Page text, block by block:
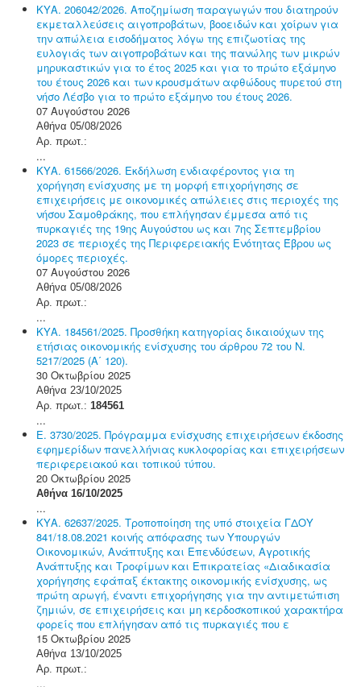
ΚΥΑ. 206042/2026. Αποζημίωση παραγωγών που διατηρούν
εκμεταλλεύσεις αιγοπροβάτων, βοοειδών και χοίρων για
την απώλεια εισοδήματος λόγω της επιζωοτίας της
ευλογιάς των αιγοπροβάτων και της πανώλης των μικρών
μηρυκαστικών για το έτος 2025 και για το πρώτο εξάμηνο
του έτους 2026 και των κρουσμάτων αφθώδους πυρετού στη
νήσο Λέσβο για το πρώτο εξάμηνο του έτους 2026.
07 Αυγούστου 2026
Αθήνα 05/08/2026
Αρ. πρωτ.:
...
ΚΥΑ. 61566/2026. Εκδήλωση ενδιαφέροντος για τη
χορήγηση ενίσχυσης με τη μορφή επιχορήγησης σε
επιχειρήσεις με οικονομικές απώλειες στις περιοχές της
νήσου Σαμοθράκης, που επλήγησαν έμμεσα από τις
πυρκαγιές της 19ης Αυγούστου ως και 7ης Σεπτεμβρίου
2023 σε περιοχές της Περιφερειακής Ενότητας Έβρου ως
όμορες περιοχές.
07 Αυγούστου 2026
Αθήνα 05/08/2026
Αρ. πρωτ.:
...
ΚΥΑ. 184561/2025. Προσθήκη κατηγορίας δικαιούχων της
ετήσιας οικονομικής ενίσχυσης του άρθρου 72 του Ν.
5217/2025 (Α΄ 120).
30 Οκτωβρίου 2025
Αθήνα 23/10/2025
Αρ. πρωτ.: 184561
...
Ε. 3730/2025. Πρόγραμμα ενίσχυσης επιχειρήσεων έκδοσης
εφημερίδων πανελλήνιας κυκλοφορίας και επιχειρήσεων
περιφερειακού και τοπικού τύπου.
20 Οκτωβρίου 2025
Αθήνα 16/10/2025
...
ΚΥΑ. 62637/2025. Τροποποίηση της υπό στοιχεία ΓΔΟΥ
841/18.08.2021 κοινής απόφασης των Υπουργών
Οικονομικών, Ανάπτυξης και Επενδύσεων, Αγροτικής
Ανάπτυξης και Τροφίμων και Επικρατείας «Διαδικασία
χορήγησης εφάπαξ έκτακτης οικονομικής ενίσχυσης, ως
πρώτη αρωγή, έναντι επιχορήγησης για την αντιμετώπιση
ζημιών, σε επιχειρήσεις και μη κερδοσκοπικού χαρακτήρα
φορείς που επλήγησαν από τις πυρκαγιές που ε
15 Οκτωβρίου 2025
Αθήνα 13/10/2025
Αρ. πρωτ.:
...